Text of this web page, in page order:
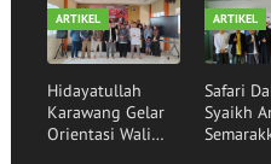
ARTIKEL
Hidayatullah
Karawang Gelar
Orientasi Wali
ARTIKEL
Safari
Syaikh